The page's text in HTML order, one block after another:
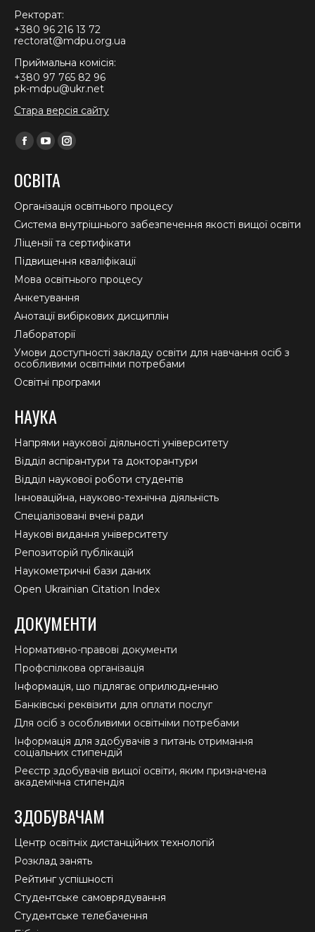
Ректорат:
+380 96 216 13 72
rectorat@mdpu.org.ua
Приймальна комісія:
+380 97 765 82 96
pk-mdpu@ukr.net
Стара версія сайту
Find us on:
Facebook
opens
in
new
window
YouTube
opens
in
new
window
Instagram
in
new
window
ОСВІТА
Організація освітнього процесу
Система внутрішнього забезпечення якості вищої освіти
Ліцензії та сертифікати
Підвищення кваліфікації
Мова освітнього процесу
Анкетування
Анотації вибіркових дисциплін
Лабораторії
Умови доступності закладу освіти для навчання осіб з
особливими освітніми потребами
Освітні програми
НАУКА
Напрями наукової діяльності університету
Відділ аспірантури та докторантури
Відділ наукової роботи студентів
Інноваційна, науково-технічна діяльність
Спеціалізовані вчені ради
Наукові видання університету
Репозиторій публікацій
Наукометричні бази даних
Open Ukrainian Citation Index
ДОКУМЕНТИ
Нормативно-правові документи
Профспілкова організація
Інформація, що підлягає оприлюдненню
Банківські реквізити для оплати послуг
Для осіб з особливими освітніми потребами
Інформація для здобувачів з питань отримання
соціальних стипендій
Реєстр здобувачів вищої освіти, яким призначена
академічна стипендія
ЗДОБУВАЧАМ
Центр освітніх дистанційних технологій
Розклад занять
Рейтинг успішності
Студентське самоврядування
Студентське телебачення